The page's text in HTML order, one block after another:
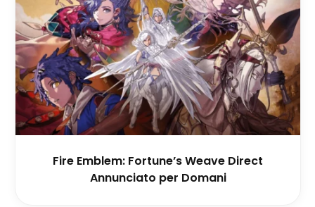
Fire Emblem: Fortune’s Weave Direct
Annunciato per Domani